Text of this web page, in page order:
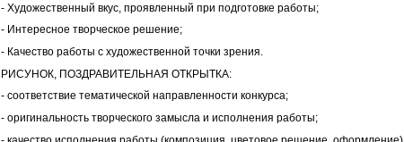
- Художественный вкус, проявленный при подготовке работы;
- Интересное творческое решение;
- Качество работы с художественной точки зрения.
РИСУНОК, ПОЗДРАВИТЕЛЬНАЯ ОТКРЫТКА:
- соответствие тематической направленности конкурса;
- оригинальность творческого замысла и исполнения работы;